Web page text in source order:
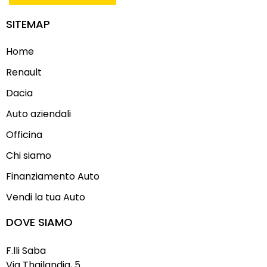
SITEMAP
Home
Renault
Dacia
Auto aziendali
Officina
Chi siamo
Finanziamento Auto
Vendi la tua Auto
DOVE SIAMO
F.lli Saba